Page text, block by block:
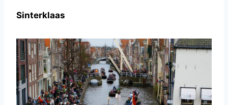
Sinterklaas